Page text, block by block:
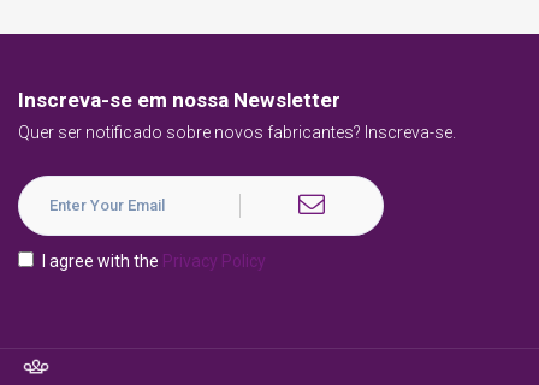
Inscreva-se em nossa Newsletter
Quer ser notificado sobre novos fabricantes? Inscreva-se.
I agree with the Privacy Policy